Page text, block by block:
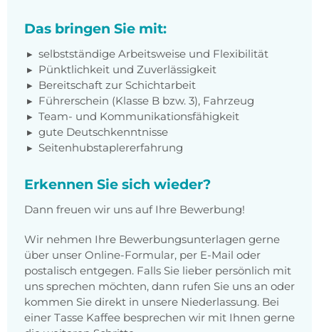
Das bringen Sie mit:
selbstständige Arbeitsweise und Flexibilität
Pünktlichkeit und Zuverlässigkeit
Bereitschaft zur Schichtarbeit
Führerschein (Klasse B bzw. 3), Fahrzeug
Team- und Kommunikationsfähigkeit
gute Deutschkenntnisse
Seitenhubstaplererfahrung
Erkennen Sie sich wieder?
Dann freuen wir uns auf Ihre Bewerbung!
Wir nehmen Ihre Bewerbungsunterlagen gerne
über unser Online-Formular, per E-Mail oder
postalisch entgegen. Falls Sie lieber persönlich mit
uns sprechen möchten, dann rufen Sie uns an oder
kommen Sie direkt in unsere Niederlassung. Bei
einer Tasse Kaffee besprechen wir mit Ihnen gerne